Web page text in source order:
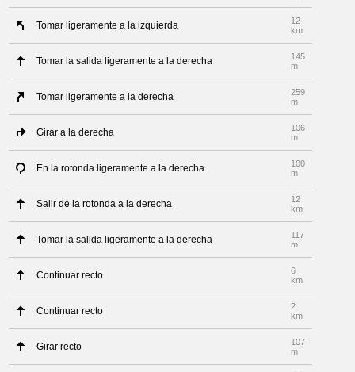
Tomar ligeramente a la izquierda
12
km
Tomar la salida ligeramente a la derecha
145
m
Tomar ligeramente a la derecha
259
m
Girar a la derecha
106
m
En la rotonda ligeramente a la derecha
100
m
Salir de la rotonda a la derecha
12
km
Tomar la salida ligeramente a la derecha
117
m
Continuar recto
6
km
Continuar recto
2
km
Girar recto
107
m